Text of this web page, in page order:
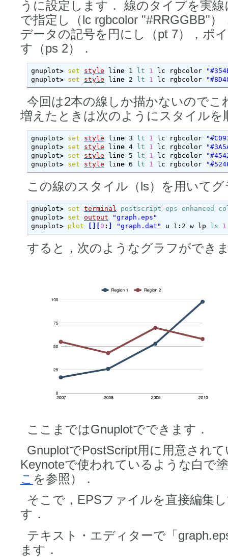
うに設定します． 線のタイプを実
で指定し（lc rgbcolor "#RRGGBB"
データの記号を円にし（pt 7），ポ
す（ps 2）．
gnuplot> set style line 1 lt 1 lc rgbcolor
gnuplot> set style line 2 lt 1 lc rgbcolor
今回は2本の線しか描かないので
増えたときは次のようにスタイルを
gnuplot> set style line 3 lt 1 lc rgbcolor
gnuplot> set style line 4 lt 1 lc rgbcolor
gnuplot> set style line 5 lt 1 lc rgbcolor
gnuplot> set style line 6 lt 1 lc rgbcolor
この線のスタイル（ls）を用いて
gnuplot> set terminal postscript eps enhanced
gnuplot> set output
"graph.eps"
gnuplot> plot 0 : "graph.dat" u 1 : 2 w lp ls 1
すると，次のようなグラフができ
ここまではGnuplotでできます．
GnuplotでPostScript用に用意され
Keynoteで使われているような白で
こ を参照）．
そこで，EPSファイルを直接編集
す．
テキスト・エディターで「
ます．